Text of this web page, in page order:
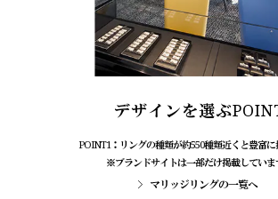
デザインを選ぶ
POINT1：リングの種類が約550種類近くと豊富
※ブランドサイトは一部だけ掲載していま
マリッジリングの一覧へ